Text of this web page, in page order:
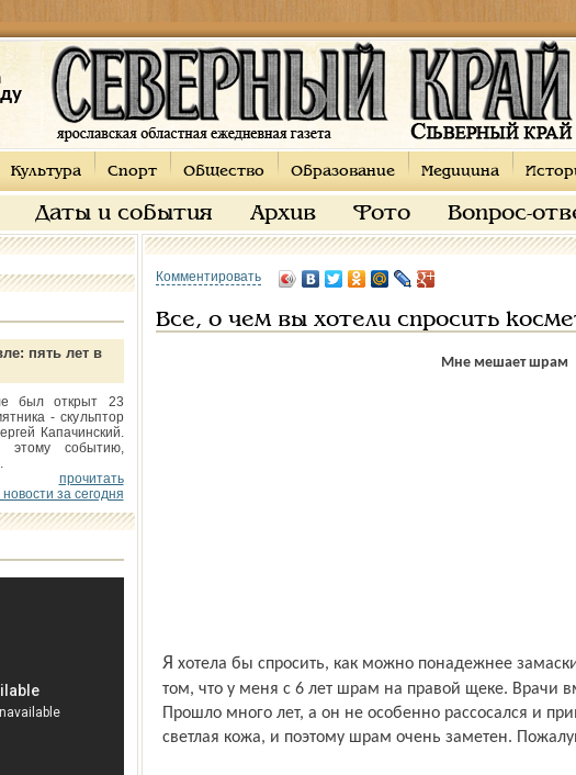
Культура Спорт Общество Образование Медицина
Даты и события Архив Фото Вопрос-
пять лет в
был открыт 23
- скульптор
Капачинский.
этому событию,
прочитать
новости за сегодня
Комментировать
Все, о чем вы хотели спросить
Мне мешает шрам
Я хотела бы спросить, как можно понадежнее замаскировать недостатки лица. Дело в
том, что у меня с 6 лет шрам на правой щеке. Врачи
Прошло много лет, а он не особенно рассосался и
светлая кожа, и поэтому шрам очень заметен.